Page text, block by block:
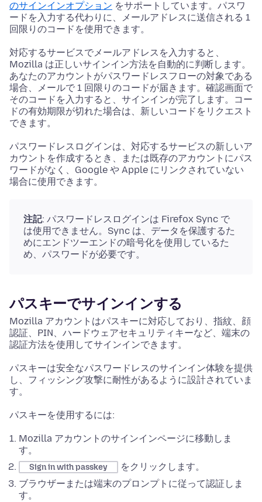
のサインインオプション をサポートしています。パスワ
ードを入力する代わりに、メールアドレスに送信される 1
回限りのコードを使用できます。
対応するサービスでメールアドレスを入力すると、
Mozilla は正しいサインイン方法を自動的に判断します。
あなたのアカウントがパスワードレスフローの対象である
場合、メールで 1 回限りのコードが届きます。確認画面で
そのコードを入力すると、サインインが完了します。コー
ドの有効期限が切れた場合は、新しいコードをリクエスト
できます。
パスワードレスログインは、対応するサービスの新しいア
カウントを作成するとき、または既存のアカウントにパス
ワードがなく、Google や Apple にリンクされていない
場合に使用できます。
注記: パスワードレスログインは Firefox Sync で
は使用できません。Sync は、データを保護するた
めにエンドツーエンドの暗号化を使用しているた
め、パスワードが必要です。
パスキーでサインインする
Mozilla アカウントはパスキーに対応しており、指紋、顔
認証、PIN、ハードウェアセキュリティキーなど、端末の
認証方法を使用してサインインできます。
パスキーは安全なパスワードレスのサインイン体験を提供
し、フィッシング攻撃に耐性があるように設計されていま
す。
パスキーを使用するには:
Mozilla アカウントのサインインページに移動しま
す。
Sign in with passkey
をクリックします。
ブラウザーまたは端末のプロンプトに従って認証しま
す。